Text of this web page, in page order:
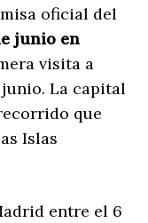
oficial del
junio en
visita a
junio. La capital
que
Islas
entre el 6